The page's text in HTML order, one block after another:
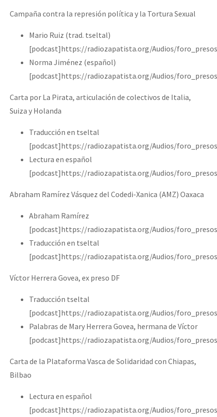
Campaña contra la represión política y la Tortura Sexual
Mario Ruiz (trad. tseltal)
[podcast]https://radiozapatista.org/Audios/
Norma Jiménez (español)
[podcast]https://radiozapatista.org/Audios/
Carta por La Pirata, articulación de colectivos de Italia,
Suiza y Holanda
Traducción en tseltal
[podcast]https://radiozapatista.org/Audios/
Lectura en español
[podcast]https://radiozapatista.org/Audios/
Abraham Ramírez Vásquez del Codedi-Xanica (AMZ) Oaxaca
Abraham Ramírez
[podcast]https://radiozapatista.org/Audios/
Traducción en tseltal
[podcast]https://radiozapatista.org/Audios/
Víctor Herrera Govea, ex preso DF
Traducción tseltal
[podcast]https://radiozapatista.org/Audios/
Palabras de Mary Herrera Govea, hermana de Víctor
[podcast]https://radiozapatista.org/Audios/
Carta de la Plataforma Vasca de Solidaridad con Chiapas,
Bilbao
Lectura en español
[podcast]https://radiozapatista.org/Audios/